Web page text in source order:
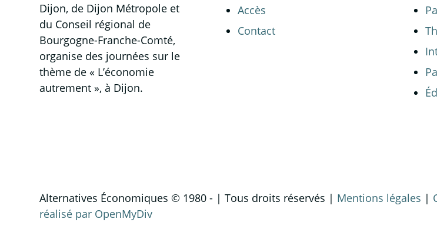
Dijon, de Dijon Métropole et
du Conseil régional de
Bourgogne-Franche-Comté,
organise des journées sur le
thème de « L’économie
autrement », à Dijon.
Accès
Contact
Alternatives Économiques © 1980 - | Tous droits réservés | Mentions légales |
réalisé par OpenMyDiv